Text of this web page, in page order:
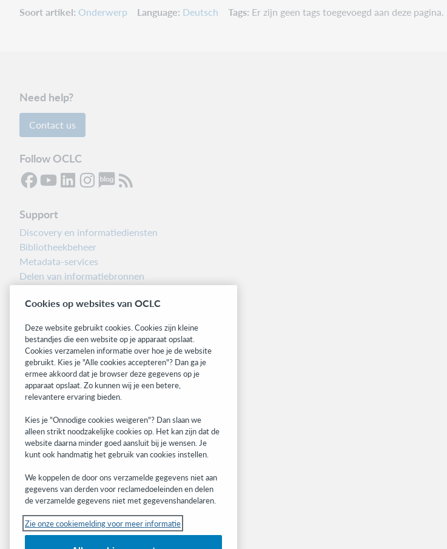
Soort artikel Onderwerp Language Deutsch Tags Er zijn geen tags toegevoegd aan deze pagina.
Need help?
Contact us
Follow OCLC
Support
Discovery en informatiediensten
Bibliotheekbeheer
Metadata-services
Delen van informatiebronnen
Informatie over releases
Related sites
OCLC.org
BibFormats
Community
WebJunction
Developer Network
Get the latest product updates, research,
events, and much more—right to your inbox.
Subscribe now
Cookies op websites van OCLC
Deze website gebruikt cookies. Cookies zijn kleine
bestandjes die een website op je apparaat opslaat.
Cookies verzamelen informatie over hoe je de website
gebruikt. Kies je "Alle cookies accepteren"? Dan ga je
ermee akkoord dat je browser deze gegevens op je
apparaat opslaat. Zo kunnen wij je een betere,
relevantere ervaring bieden.
Kies je "Onnodige cookies weigeren"? Dan slaan we
alleen strikt noodzakelijke cookies op. Het kan zijn dat de
website daarna minder goed aansluit bij je wensen. Je
kunt ook handmatig het gebruik van cookies instellen.
We koppelen de door ons verzamelde gegevens niet aan
gegevens van derden voor reclamedoeleinden en delen
de verzamelde gegevens niet met gegevenshandelaren.
Zie onze cookiemelding voor meer informatie